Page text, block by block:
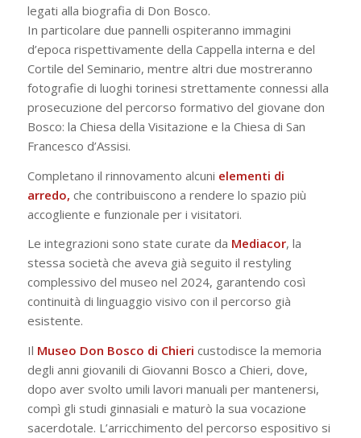
legati alla biografia di Don Bosco.
In particolare due pannelli ospiteranno immagini
d’epoca rispettivamente della Cappella interna e del
Cortile del Seminario, mentre altri due mostreranno
fotografie di luoghi torinesi strettamente connessi alla
prosecuzione del percorso formativo del giovane don
Bosco: la Chiesa della Visitazione e la Chiesa di San
Francesco d’Assisi.
Completano il rinnovamento alcuni elementi di
arredo, che contribuiscono a rendere lo spazio più
accogliente e funzionale per i visitatori.
Le integrazioni sono state curate da Mediacor, la
stessa società che aveva già seguito il restyling
complessivo del museo nel 2024, garantendo così
continuità di linguaggio visivo con il percorso già
esistente.
Il Museo Don Bosco di Chieri custodisce la memoria
degli anni giovanili di Giovanni Bosco a Chieri, dove,
dopo aver svolto umili lavori manuali per mantenersi,
compì gli studi ginnasiali e maturò la sua vocazione
sacerdotale. L’arricchimento del percorso espositivo si